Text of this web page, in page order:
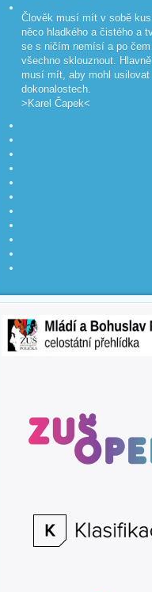
Člověk musí mít v sobě
něco hladkého a čistého a
se s ničím nemísí a po
všechno sklouznout.
musí mít, aby mohl usilovat
dokonalostech.
>Karel Čapek<